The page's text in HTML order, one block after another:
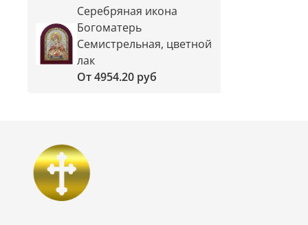
Серебряная икона
Богоматерь
Семистрельная, цветной
лак
От4954.20 руб